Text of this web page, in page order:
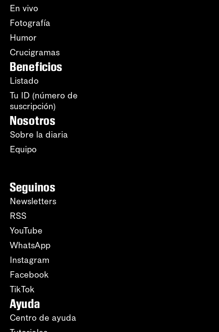
En vivo
Fotografía
Humor
Crucigramas
Beneficios
Listado
Tu ID (número de
suscripción)
Nosotros
Sobre la diaria
Equipo
Seguinos
Newsletters
RSS
YouTube
WhatsApp
Instagram
Facebook
TikTok
Ayuda
Centro de ayuda